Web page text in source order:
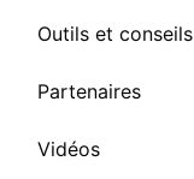
Outils et conseils
Partenaires
Vidéos